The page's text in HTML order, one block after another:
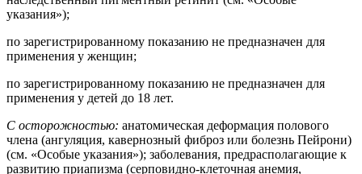
указания»);
по зарегистрированному показанию не предназначен для
применения у женщин;
по зарегистрированному показанию не предназначен для
применения у детей до 18 лет.
С осторожностью: анатомическая деформация полового
члена (ангуляция, кавернозный фиброз или болезнь Пейрони)
(см. «Особые указания»); заболевания, предрасполагающие к
развитию приапизма (серповидно-клеточная анемия,